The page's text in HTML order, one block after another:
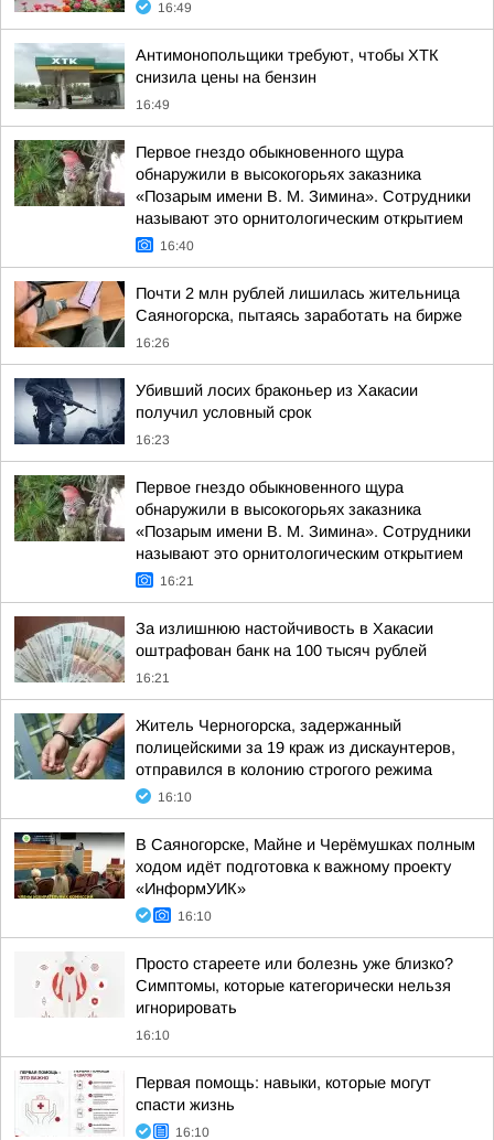
16:49
Антимонопольщики требуют, чтобы ХТК
снизила цены на бензин
16:49
Первое гнездо обыкновенного щура
обнаружили в высокогорьях заказника
«Позарым имени В. М. Зимина». Сотрудники
называют это орнитологическим открытием
16:40
Почти 2 млн рублей лишилась жительница
Саяногорска, пытаясь заработать на бирже
16:26
Убивший лосих браконьер из Хакасии
получил условный срок
16:23
Первое гнездо обыкновенного щура
обнаружили в высокогорьях заказника
«Позарым имени В. М. Зимина». Сотрудники
называют это орнитологическим открытием
16:21
За излишнюю настойчивость в Хакасии
оштрафован банк на 100 тысяч рублей
16:21
Житель Черногорска, задержанный
полицейскими за 19 краж из дискаунтеров,
отправился в колонию строгого режима
16:10
В Саяногорске, Майне и Черёмушках полным
ходом идёт подготовка к важному проекту
«ИнформУИК»
16:10
Просто стареете или болезнь уже близко?
Симптомы, которые категорически нельзя
игнорировать
16:10
Первая помощь: навыки, которые могут
спасти жизнь
16:10